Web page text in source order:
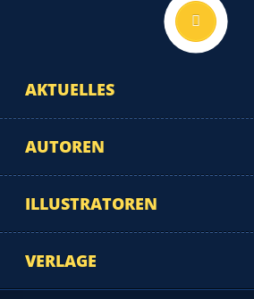
AKTUELLES
AUTOREN
ILLUSTRATOREN
VERLAGE